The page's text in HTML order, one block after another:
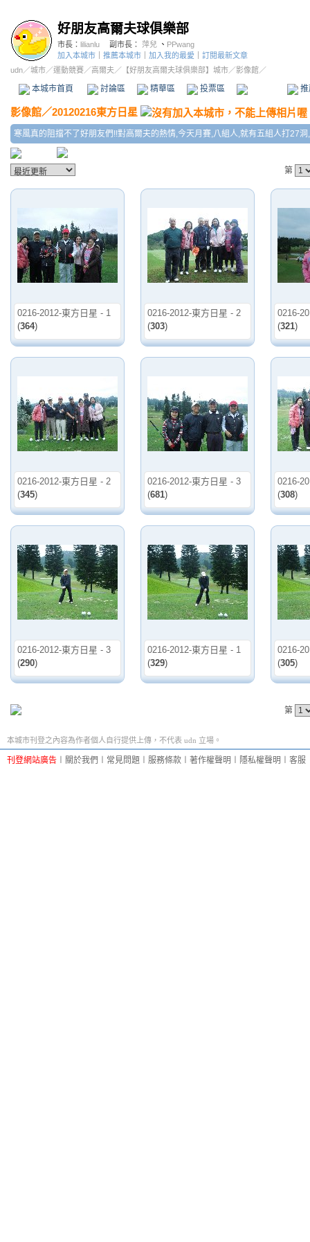
好朋友高爾夫球俱樂部
市長： lilianlu 副市長： 萍兒 、 PPwang
加入本城市
推薦本城市 加入我的最愛
訂閱最新文章
udn／城市／運動競賽／高爾夫／ 【好朋友高爾夫球俱樂部】城市／影像館／
本城市首頁 討論區 精華區 投票區 影像館
影像館／20120216東方日星
寒風真的阻擋不了好朋友們!!對高爾夫的熱情,今天月賽,八組人,就有五組人打27
第
0216-2012-東方日星 - 1
(364)
0216-2012-東方日星 - 2
(303)
0216-
(321)
0216-2012-東方日星 - 2
(345)
0216-2012-東方日星 - 3
(681)
0216-
(308)
0216-2012-東方日星 - 3
(290)
0216-2012-東方日星 - 1
(329)
0216-
(305)
第
本城市刊登之內容為作者個人自行提供上傳，不代表 udn 立場。
刊登網站廣告 關於我們 常見問題 服務條款 著作權聲明 隱私權聲明 客服